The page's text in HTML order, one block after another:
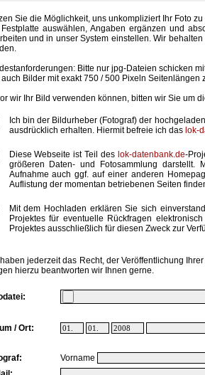
Sie die Möglichkeit, uns unkompliziert Ihr Foto
auswählen, Angaben ergänzen und
und in unser System einstellen. Wir
Bitte nur jpg-Dateien schicken
Bilder mit exakt 750 / 500 Pixeln
wir Ihr Bild verwenden können, bitten wir Sie um
Ich bin der Bildurheber (Fotograf) der
ausdrücklich erhalten. Hiermit befreie ich das lok-
Diese Webseite ist Teil des lok-datenbank.de-
größeren Daten- und Fotosammlung
Aufnahme auch ggf. auf einer anderen
Auflistung der momentan betriebenen Seiten
Mit dem Hochladen erklären Sie sich
Projektes für eventuelle Rückfragen
Projektes ausschließlich für diesen Zweck zur
jederzeit das Recht, der Veröffentlichung
hierzu beantworten wir Ihnen gerne.
/ Ort:
Vorname